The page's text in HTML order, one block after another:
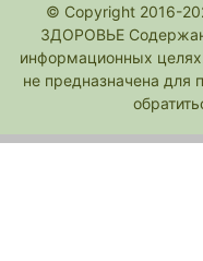
© Copyright 2016-
ЗДОРОВЬЕ
информационных
не предназначена для